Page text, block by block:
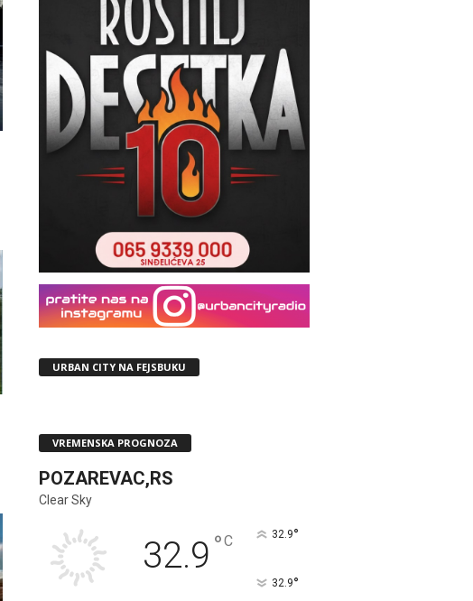
URBAN CITY NA FEJSBUKU
VREMENSKA PROGNOZA
POZAREVAC,RS
Clear Sky
32.9 °C 32.9°
32.9°